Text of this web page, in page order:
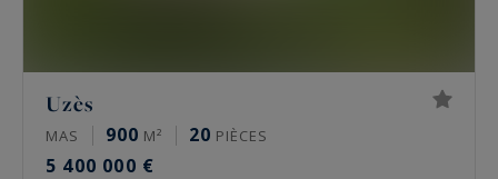
Uzès
MAS 900 M² 20 PIÈCES
5 400 000 €